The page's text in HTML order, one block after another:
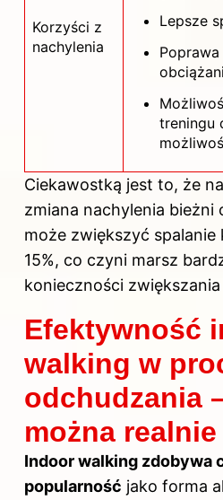
Korzyści z
nachylenia
Lepsze
treningu
Ciekawostką jest to, że
zmiana nachylenia bieżni
może zwiększyć spalanie
15%, co czyni marsz
konieczności
Efektywność
walking w
odchudzania
można
Indoor walking zdobywa
popularność jako forma